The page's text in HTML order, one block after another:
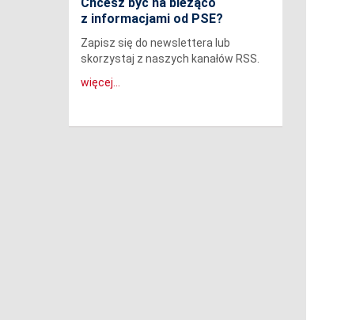
z informacjami od PSE?
Zapisz się do newslettera lub
skorzystaj z naszych kanałów RSS.
więcej...